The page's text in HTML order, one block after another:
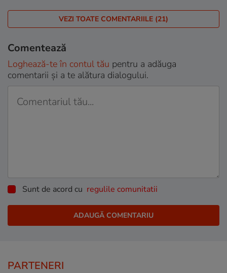
VEZI TOATE COMENTARIILE (21)
Comentează
Loghează-te în contul tău pentru a adăuga
comentarii și a te alătura dialogului.
Sunt de acord cu regulile comunitatii
PARTENERI